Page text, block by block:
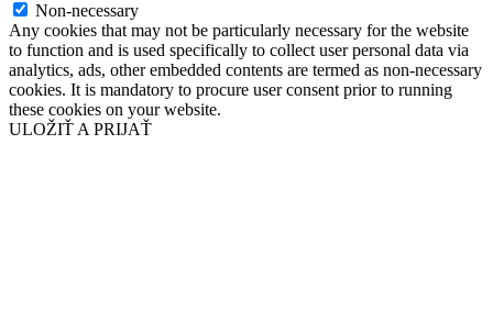
Non-necessary
Any cookies that may not be particularly necessary for the website
to function and is used specifically to collect user personal data via
analytics, ads, other embedded contents are termed as non-necessary
cookies. It is mandatory to procure user consent prior to running
these cookies on your website.
ULOŽIŤ A PRIJAŤ